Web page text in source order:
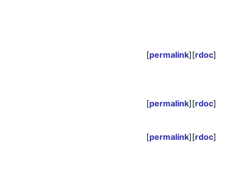
[permalink][rdoc]
[permalink][rdoc]
[permalink][rdoc]